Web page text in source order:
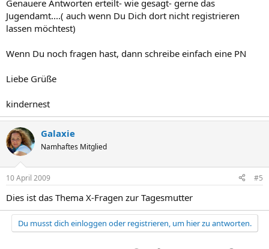
Genauere Antworten erteilt- wie gesagt- gerne das
Jugendamt....( auch wenn Du Dich dort nicht registrieren
lassen möchtest)
Wenn Du noch fragen hast, dann schreibe einfach eine PN
Liebe Grüße
kindernest
Galaxie
Namhaftes Mitglied
10 April 2009 #5
Dies ist das Thema X-Fragen zur Tagesmutter
Du musst dich einloggen oder registrieren, um hier zu antworten.